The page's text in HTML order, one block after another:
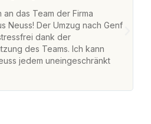
das Team der Firma
Neuss! Der Umzug nach Genf
dank der
des Teams. Ich kann
jedem uneingeschränkt